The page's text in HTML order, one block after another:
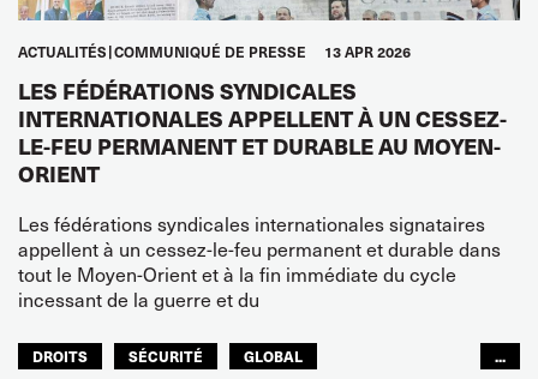
ACTUALITÉS COMMUNIQUÉ DE PRESSE 13 APR 2026
LES FÉDÉRATIONS SYNDICALES
INTERNATIONALES APPELLENT À UN CESSEZ-
LE-FEU PERMANENT ET DURABLE AU MOYEN-
ORIENT
Les fédérations syndicales internationales signataires
appellent à un cessez-le-feu permanent et durable dans
tout le Moyen-Orient et à la fin immédiate du cycle
incessant de la guerre et du
DROITS SÉCURITÉ
GLOBAL
...